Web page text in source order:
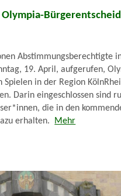
Bürgerentscheid
Abstimmungsberechtigte
19. April, aufgerufen,
Spielen in der Region
Darin eingeschlossen sind
die in den
erhalten. Mehr